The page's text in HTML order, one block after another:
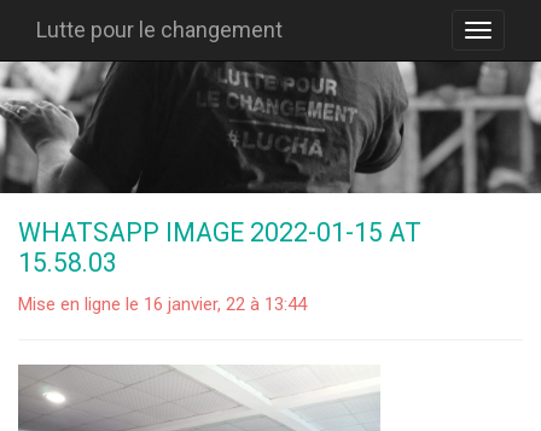
Lutte pour le changement
WHATSAPP IMAGE 2022-01-15 AT
15.58.03
Mise en ligne le 16 janvier, 22 à 13:44